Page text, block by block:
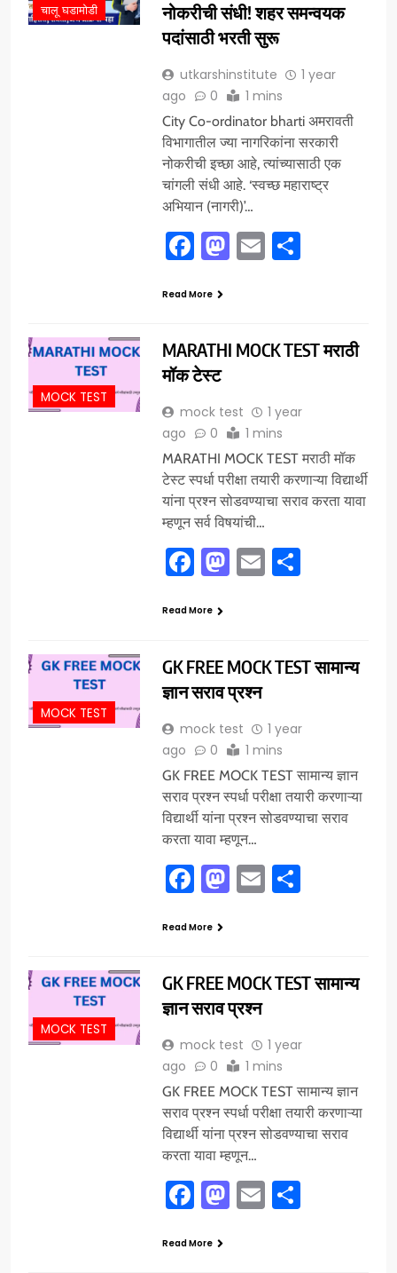
चालू घडामोडी
नोकरीची संधी! शहर समन्वयक
पदांसाठी भरती सुरू
utkarshinstitute
1 year
ago
0 1 mins
City Co-ordinator bharti अमरावती
विभागातील ज्या नागरिकांना सरकारी
नोकरीची इच्छा आहे, त्यांच्यासाठी एक
चांगली संधी आहे. ‘स्वच्छ महाराष्ट्र
अभियान (नागरी)’…
Facebook
Mastodon
EmailShare
Read More
MOCK TEST
MARATHI MOCK TEST मराठी
मॉक टेस्ट
mock test
1 year
ago
0 1 mins
MARATHI MOCK TEST मराठी मॉक
टेस्ट स्पर्धा परीक्षा तयारी करणाऱ्या विद्यार्थी
यांना प्रश्न सोडवण्याचा सराव करता यावा
म्हणून सर्व विषयांची…
Facebook
Mastodon
EmailShare
Read More
MOCK TEST
GK FREE MOCK TEST सामान्य
ज्ञान सराव प्रश्न
mock test
1 year
ago
0 1 mins
GK FREE MOCK TEST सामान्य ज्ञान
सराव प्रश्न स्पर्धा परीक्षा तयारी करणाऱ्या
विद्यार्थी यांना प्रश्न सोडवण्याचा सराव
करता यावा म्हणून…
Facebook
Mastodon
EmailShare
Read More
MOCK TEST
GK FREE MOCK TEST सामान्य
ज्ञान सराव प्रश्न
mock test
1 year
ago
0 1 mins
GK FREE MOCK TEST सामान्य ज्ञान
सराव प्रश्न स्पर्धा परीक्षा तयारी करणाऱ्या
विद्यार्थी यांना प्रश्न सोडवण्याचा सराव
करता यावा म्हणून…
Facebook
Mastodon
EmailShare
Read More